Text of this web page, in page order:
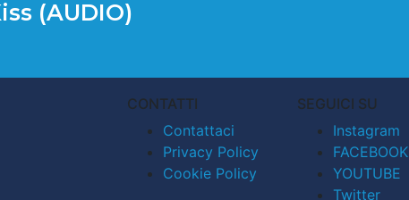
(AUDIO)
CONTATTI
Contattaci
Privacy Policy
Cookie Policy
SEGUICI SU
Instagram
FACEBOOK
YOUTUBE
Twitter